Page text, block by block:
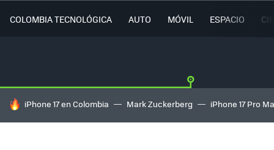
COLOMBIA TECNOLÓGICA AUTO MÓVIL ESPACIO
HOY SE HABLA DE
iPhone 17 en Colombia Mark Zuckerberg iPhone 17 Pro